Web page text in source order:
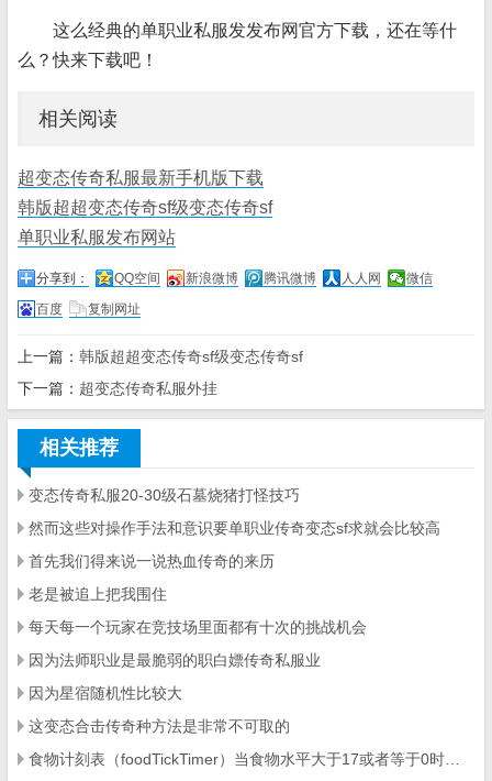
这么经典的单职业私服发发布网官方下载，还在等什
么？快来下载吧！
相关阅读
超变态传奇私服最新手机版下载
韩版超超变态传奇sf级变态传奇sf
单职业私服发布网站
分享到： QQ空间 新浪微博 腾讯微博 人人网
微信
百度
复制网址
上一篇： 韩版超超变态传奇sf级变态传奇sf
下一篇： 超变态传奇私服外挂
相关推荐
变态传奇私服20-30级石墓烧猪打怪技巧
然而这些对操作手法和意识要单职业传奇变态sf求就会比较高
首先我们得来说一说热血传奇的来历
老是被追上把我围住
每天每一个玩家在竞技场里面都有十次的挑战机会
因为法师职业是最脆弱的职白嫖传奇私服业
因为星宿随机性比较大
这变态合击传奇种方法是非常不可取的